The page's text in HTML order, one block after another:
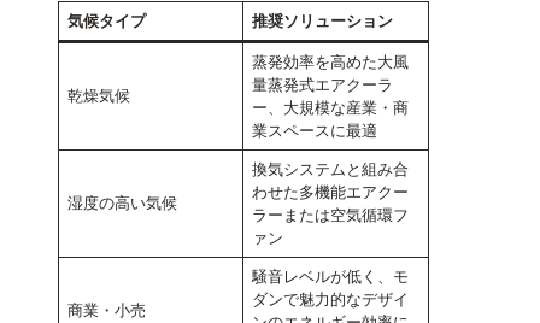
気候タイプ 推奨ソリューション
乾燥気候
蒸発効率を高めた大風
量蒸発式エアクーラ
ー、大規模な産業・商
業スペースに最適
湿度の高い気候
換気システムと組み合
わせた多機能エアクー
ラーまたは空気循環フ
ァン
商業・小売
騒音レベルが低く、モ
ダンで魅力的なデザイ